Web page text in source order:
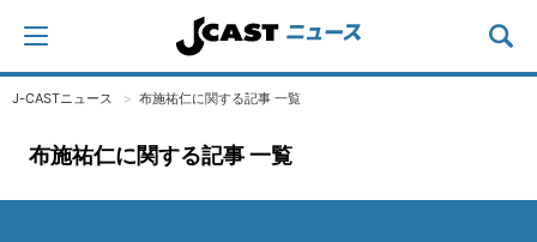
J-CASTニュース 布施祐仁に関する記事 一覧
布施祐仁に関する記事 一覧